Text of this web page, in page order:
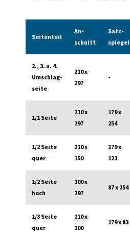
Seiten­teil
An­
schnitt
Satz­
spiegel
2., 3. u. 4.
Umschlag­
seite
210 x
297
-
1/1 Seite
210 x
297
179 x
254
1/2 Seite
quer
210 x
150
179 x
123
1/2 Seite
hoch
100 x
297
87 x 254
1/3 Seite
quer
210 x
100
179 x 83